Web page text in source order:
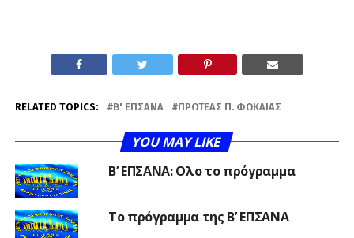
RELATED TOPICS: Β' ΕΠΣΑΝΑ ΠΡΩΤΈΑΣ Π. ΦΏΚΑΙΑΣ
YOU MAY LIKE
Β’ ΕΠΣΑΝΑ: Ολο το πρόγραμμα
Το πρόγραμμα της Β’ ΕΠΣΑΝΑ